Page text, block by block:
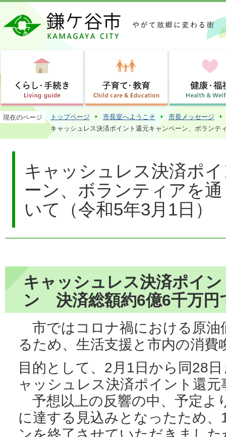
この
現在のページ トップページ 市長室へようこそ
市長メッセージ
キャッシュレス決済ポイント還元キャンペーン、ボランテ
キャッシュレス決済ポ
ーン、ボランティアを
いて（令和5年3月1日）
キャッシュレス決済ポイ
ン 決済総額約6億6千万円
市ではコロナ禍における原油
るため、生活支援と市内の消費
目的として、2月1日から同28
ャッシュレス決済ポイント還
予想以上の反響の中、予定よ
に達する見込みとなったため